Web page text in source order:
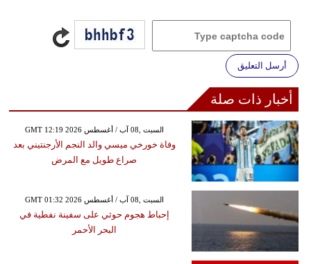
أرسل التعليق
أخبار ذات صلة
GMT 12:19 2026 السبت ,08 آب / أغسطس
وفاة خورخي ميسي والد النجم الأرجنتيني بعد
صراع طويل مع المرض
GMT 01:32 2026 السبت ,08 آب / أغسطس
إحباط هجوم حوثي على سفينة نفطية في
البحر الأحمر